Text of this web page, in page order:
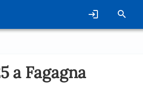
a Fagagna